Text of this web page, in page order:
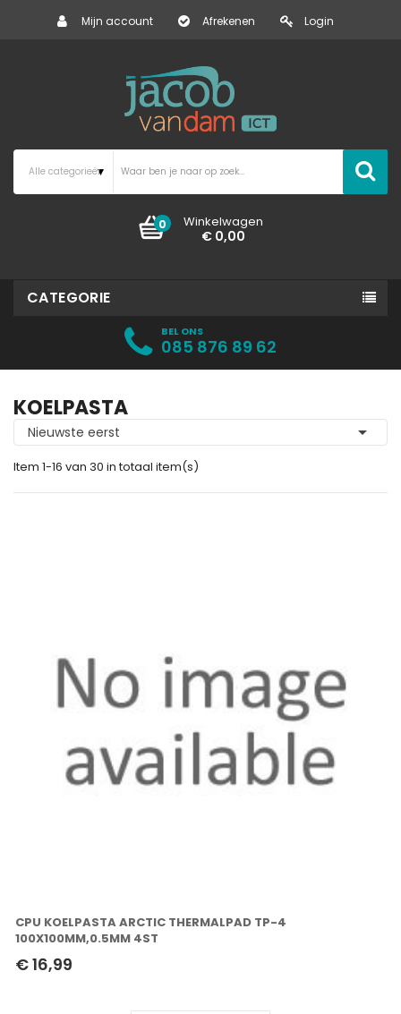
Mijn account Afrekenen Login
Winkelwagen
0
€ 0,00
CATEGORIE
BEL ONS
085 876 89 62
KOELPASTA
Nieuwste eerst 
Item 1-16 van 30 in totaal item(s)
CPU KOELPASTA ARCTIC THERMALPAD TP-4
100X100MM,0.5MM 4ST
€ 16,99